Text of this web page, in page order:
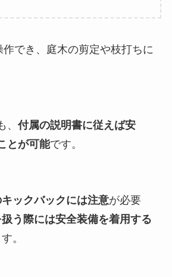
でき、庭木の剪定や枝打ちに
、付属の説明書に従えば安
とが可能です。
ックバックには注意が必要
う際には安全装備を着用する
。